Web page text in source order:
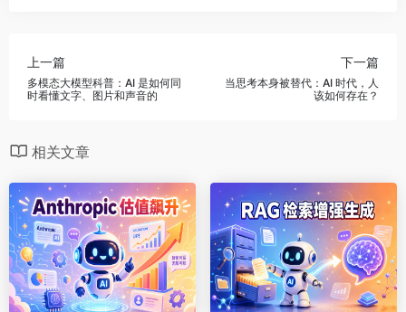
上一篇
多模态大模型科普：AI 是如何同
时看懂文字、图片和声音的
下一篇
当思考本身被替代：AI 时代，人
该如何存在？
相关文章